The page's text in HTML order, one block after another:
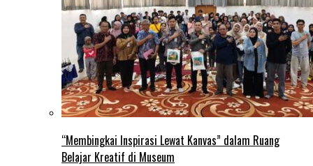
“Membingkai Inspirasi Lewat Kanvas” dalam Ruang
Belajar Kreatif di Museum